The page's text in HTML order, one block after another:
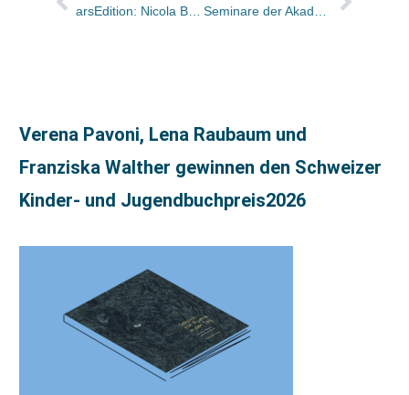
arsEdition: Nicola Barry folgt als Vertriebsleiterin auf Thilo Heller
Verena Pavoni, Lena Raubaum und
Franziska Walther gewinnen den Schweizer
Kinder- und Jugendbuchpreis2026